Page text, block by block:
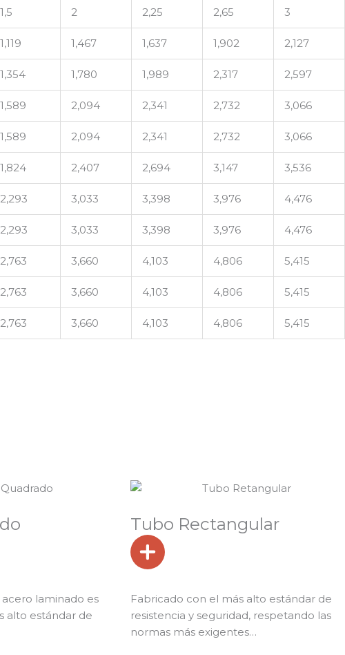
1,5 2 2,25 2,65 3
1,119 1,467 1,637 1,902 2,127
1,354 1,780 1,989 2,317 2,597
1,589 2,094 2,341 2,732 3,066
1,589 2,094 2,341 2,732 3,066
1,824 2,407 2,694 3,147 3,536
2,293 3,033 3,398 3,976 4,476
2,293 3,033 3,398 3,976 4,476
2,763 3,660 4,103 4,806 5,415
2,763 3,660 4,103 4,806 5,415
2,763 3,660 4,103 4,806 5,415
laminado es
alto estándar de
Tubo Rectangular
Fabricado con el más alto estándar de
resistencia y seguridad, respetando las
normas más exigentes…